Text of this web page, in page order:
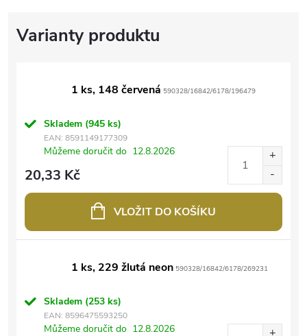
1 ks, 148 červená 590328/16842/6178/196479
Skladem (945 ks)
EAN: 8591149177309
Můžeme doručit do 12.8.2026
20,33 Kč
VLOŽIT DO KOŠÍKU
1 ks, 229 žlutá neon 590328/16842/6178/269231
Skladem (253 ks)
EAN: 8596475593250
Můžeme doručit do 12.8.2026